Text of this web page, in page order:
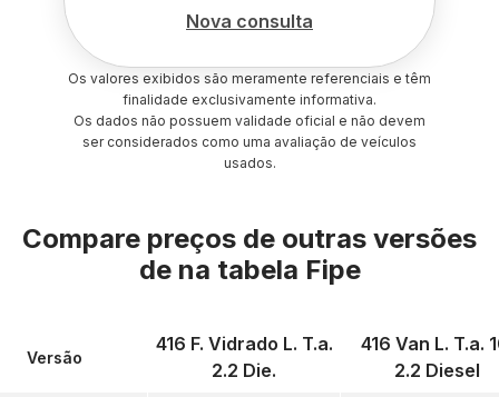
Nova consulta
Os valores exibidos são meramente referenciais e têm
finalidade exclusivamente informativa.
Os dados não possuem validade oficial e não devem
ser considerados como uma avaliação de veículos
usados.
Compare preços de outras versões
de na tabela Fipe
Versão
416 F. Vidrado L. T.a.
2.2 Die.
416 Van L. T.a.
2.2 Diesel